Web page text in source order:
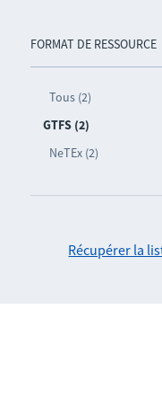
FORMAT DE RESSOURCE
Tous (2)
GTFS (2)
NeTEx (2)
Récupérer la